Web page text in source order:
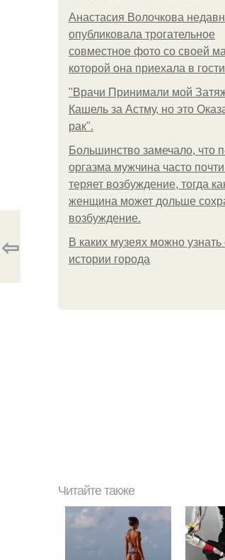
Анастасия Волочкова
опубликовала трогательное
совместное фото со своей
которой она приехала в
"Врачи Принимали мой
Кашель за Астму, но это
рак".
Большинство замечало, что
оргазма мужчина часто
теряет возбуждение, тогда
женщина может дольше
возбуждение.
В каких музеях можно узнать
истории города
⇦
Читайте также